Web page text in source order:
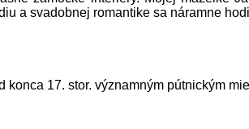
a svadobnej romantike sa náramne
17. stor. významným pútnickým